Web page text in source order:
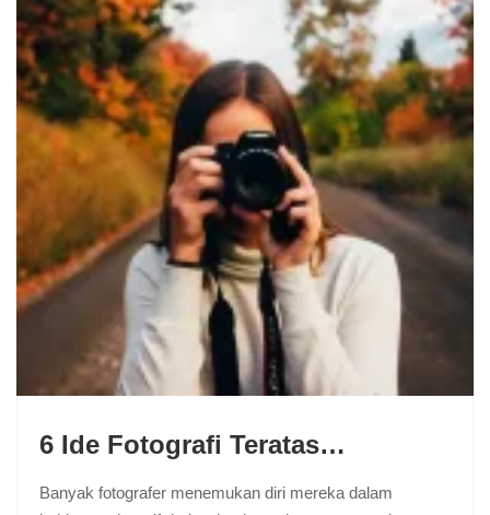
6 Ide Fotografi Teratas…
Banyak fotografer menemukan diri mereka dalam